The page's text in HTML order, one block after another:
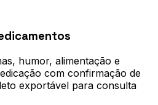
humor, alimentação e
com confirmação de
exportável para consulta